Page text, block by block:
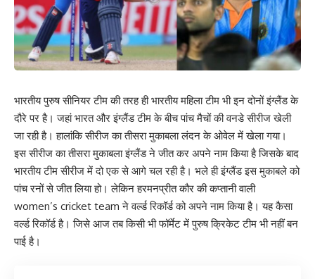
भारतीय पुरुष सीनियर टीम की तरह ही भारतीय महिला टीम भी इन दोनों इंग्लैंड के
दौरे पर है। जहां भारत और इंग्लैंड टीम के बीच पांच मैचों की वनडे सीरीज खेली
जा रही है। हालांकि सीरीज का तीसरा मुकाबला लंदन के ओवेल में खेला गया।
इस सीरीज का तीसरा मुकाबला इंग्लैंड ने जीत कर अपने नाम किया है जिसके बाद
भारतीय टीम सीरीज में दो एक से आगे चल रही है। भले ही इंग्लैंड इस मुकाबले को
पांच रनों से जीत लिया हो। लेकिन हरमनप्रीत कौर की कप्तानी वाली
women’s cricket team ने वर्ल्ड रिकॉर्ड को अपने नाम किया है। यह कैसा
वर्ल्ड रिकॉर्ड है। जिसे आज तब किसी भी फॉर्मेट में पुरुष क्रिकेट टीम भी नहीं बन
पाई है।